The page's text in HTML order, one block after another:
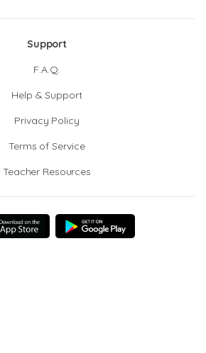
Support
F.A.Q.
Help & Support
Privacy Policy
Terms of Service
Teacher Resources